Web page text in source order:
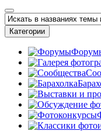
Категории